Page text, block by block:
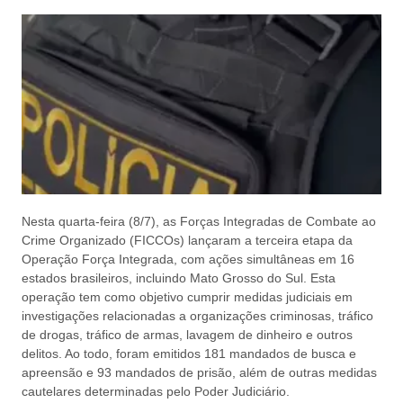
Nesta quarta-feira (8/7), as Forças Integradas de Combate ao
Crime Organizado (FICCOs) lançaram a terceira etapa da
Operação Força Integrada, com ações simultâneas em 16
estados brasileiros, incluindo Mato Grosso do Sul. Esta
operação tem como objetivo cumprir medidas judiciais em
investigações relacionadas a organizações criminosas, tráfico
de drogas, tráfico de armas, lavagem de dinheiro e outros
delitos. Ao todo, foram emitidos 181 mandados de busca e
apreensão e 93 mandados de prisão, além de outras medidas
cautelares determinadas pelo Poder Judiciário.